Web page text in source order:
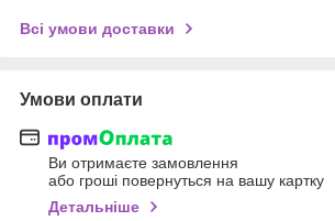
Всі умови доставки
Умови оплати
Ви отримаєте замовлення
або гроші повернуться на вашу картку
Детальніше